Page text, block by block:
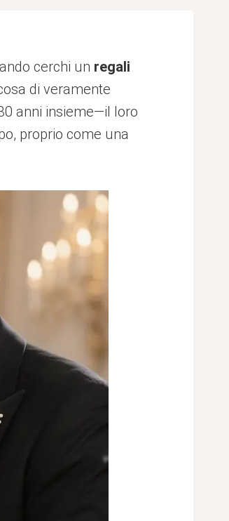
cerchi un regali
di veramente
anni insieme—il loro
proprio come una